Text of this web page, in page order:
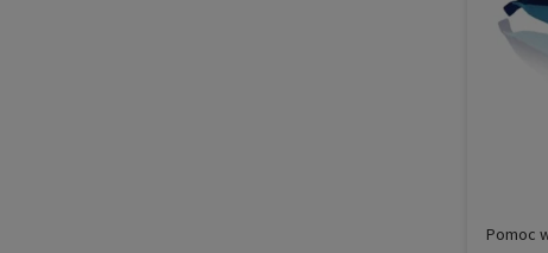
Pomoc